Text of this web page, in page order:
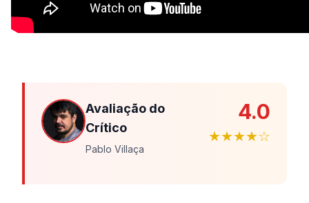
Avaliação do
Crítico
Pablo Villaça
4.0
★★★★☆